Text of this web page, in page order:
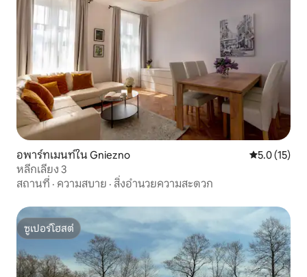
อพาร์ทเมนท์ใน Gniezno คะแนนเฉลี่ย
5.0 (15)
หลีกเลี่ยง 3
สถานที่ · ความสบาย · สิ่งอำนวยความสะดวก
ซูเปอร์โฮสต์
ซูเปอร์โฮสต์